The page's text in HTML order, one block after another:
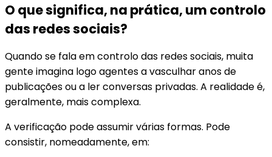
O que significa, na prática, um controlo
das redes sociais?
Quando se fala em controlo das redes sociais, muita
gente imagina logo agentes a vasculhar anos de
publicações ou a ler conversas privadas. A realidade é,
geralmente, mais complexa.
A verificação pode assumir várias formas. Pode
consistir, nomeadamente, em: